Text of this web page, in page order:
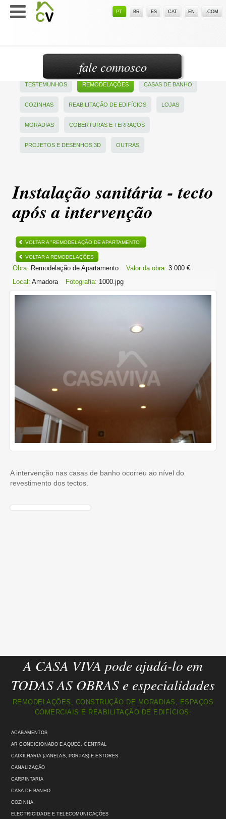
PT BR ES CAT EN .COM
TESTEMUNHOS REMODELAÇÕES CASAS DE BANHO
COZINHAS REABILITAÇÃO DE EDIFÍCIOS LOJAS
MORADIAS COBERTURAS E TERRAÇOS
PROJETOS E DESENHOS 3D OUTRAS
Instalação sanitária - tecto
após a intervenção
VOLTAR A "REMODELAÇÃO DE APARTAMENTO"
VOLTAR A REMODELAÇÕES
Obra: Remodelação de Apartamento Valor da obra: 3.000 €
Local: Amadora Fotografia: 1000.jpg
A intervenção nas casas de banho ocorreu ao nível do
revestimento dos tectos.
fale connosco
A CASA VIVA pode ajudá-lo em
TODAS AS OBRAS e especialidades
REMODELAÇÕES, CONSTRUÇÃO DE MORADIAS, ESPAÇOS
COMERCIAIS E REABILITAÇÃO DE EDIFÍCIOS:
ACABAMENTOS
AR CONDICIONADO E AQUEC. CENTRAL
CAIXILHARIA (JANELAS, PORTAS) E ESTORES
CANALIZAÇÃO
CARPINTARIA
CASA DE BANHO
COZINHA
ELECTRICIDADE E TELECOMUNICAÇÕES